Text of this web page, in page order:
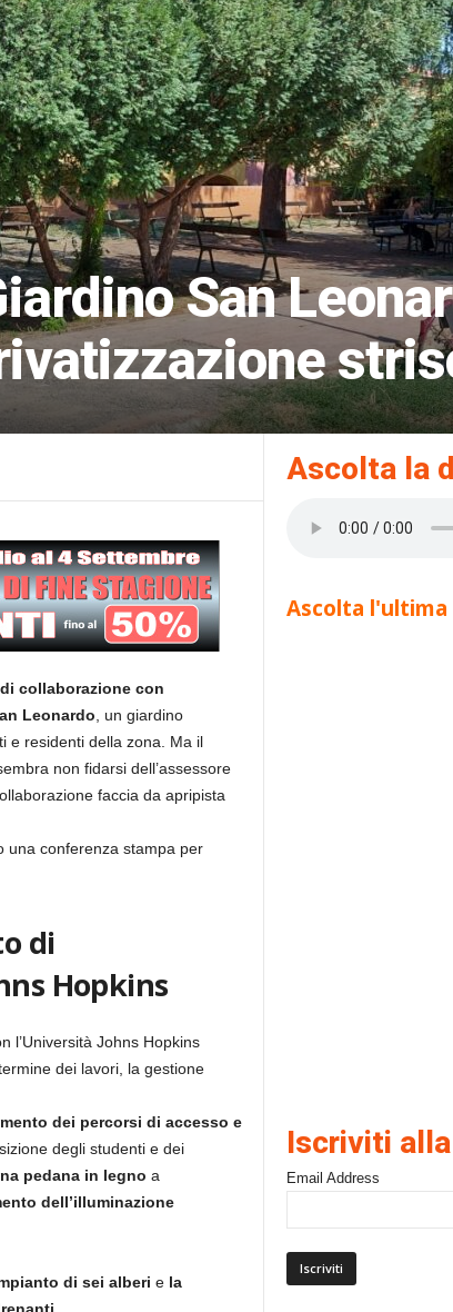
San
collaborazione con
Leonardo , un giardino
e residenti della zona. Ma il
non fidarsi dell’assessore
faccia da apripista
una conferenza stampa per
di
Hopkins
l’Università Johns Hopkins
dei lavori, la gestione
dei percorsi di accesso e
degli studenti e dei
pedana in legno a
dell’illuminazione
di sei alberi ela
Ascolta la
Ascolta l'ultima
Iscriviti
Email Address